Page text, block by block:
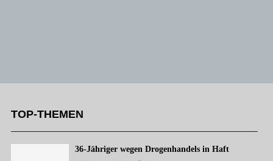
TOP-THEMEN
36-Jähriger wegen Drogenhandels in Haft